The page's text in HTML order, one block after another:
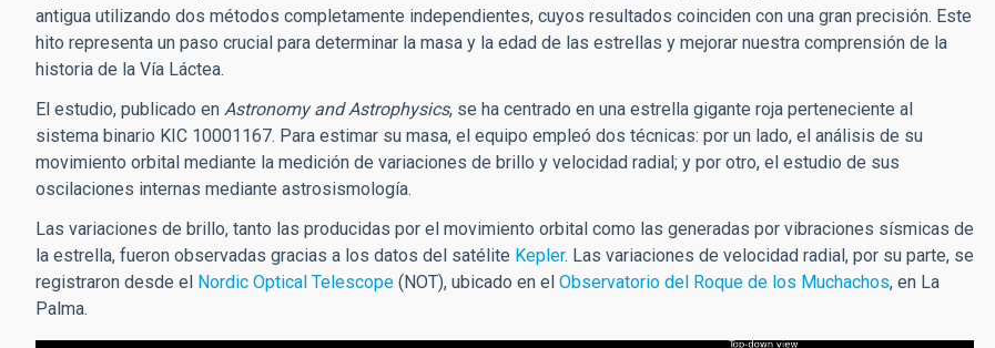
antigua utilizando dos métodos completamente independientes, cuyos resultados coinciden con una gran precisión. Este
hito representa un paso crucial para determinar la masa y la edad de las estrellas y mejorar nuestra comprensión de la
historia de la Vía Láctea.
El estudio, publicado en Astronomy and Astrophysics, se ha centrado en una estrella gigante roja perteneciente al
sistema binario KIC 10001167. Para estimar su masa, el equipo empleó dos técnicas: por un lado, el análisis de su
movimiento orbital mediante la medición de variaciones de brillo y velocidad radial; y por otro, el estudio de sus
oscilaciones internas mediante astrosismología.
Las variaciones de brillo, tanto las producidas por el movimiento orbital como las generadas por vibraciones sísmicas de
la estrella, fueron observadas gracias a los datos del satélite Kepler. Las variaciones de velocidad radial, por su parte, se
registraron desde el
Nordic Optical Telescope (NOT), ubicado en el Observatorio del Roque de los Muchachos, en La
Palma.